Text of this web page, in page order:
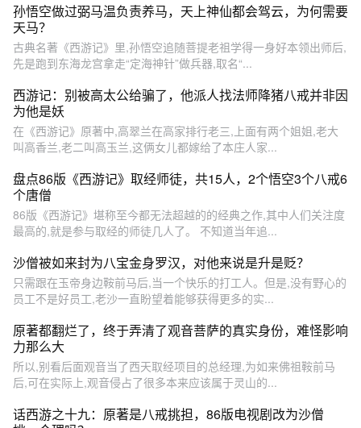
孙悟空做过弼马温负责养马，天上神仙都会驾云，为何需要
天马？
古典名著《西游记》里,孙悟空追随菩提老祖学得一身好本领出师后,
先是跑到东海龙宫拿走“定海神针”做兵器,取名“...
西游记：别被高太公给骗了，他派人找法师降猪八戒并非因
为他是妖
在《西游记》原著中,高翠兰在高家排行老三,上面有两个姐姐,老大
叫高香兰,老二叫高玉兰,这俩女儿都嫁给了本庄人家...
盘点86版《西游记》取经师徒，共15人，2个悟空3个八戒6
个唐僧
86版《西游记》堪称至今都无法超越的的经典之作,其中人们关注度
最高的,就是参与取经的师徒几人了。 不知道当年追...
沙僧被如来封为八宝金身罗汉，对他来说是升是贬？
只需跟在玉帝身边鞍前马后,当一个快乐的打工人。但是,没有野心的
员工不是好员工,老沙一直盼望着能够获得更多的实...
原著都翻烂了，终于弄清了观音菩萨的真实身份，难怪影响
力那么大
所以,别看后面观音当了西天取经项目的总经理,为如来佛祖鞍前马
后,可在实际上,观音侵占了很多本来应该属于灵山的...
话西游之十九：原著是八戒挑担，86版电视剧改为沙僧